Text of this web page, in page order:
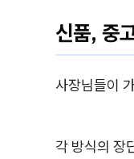
신품, 중
사장님들이
각 방식의 장